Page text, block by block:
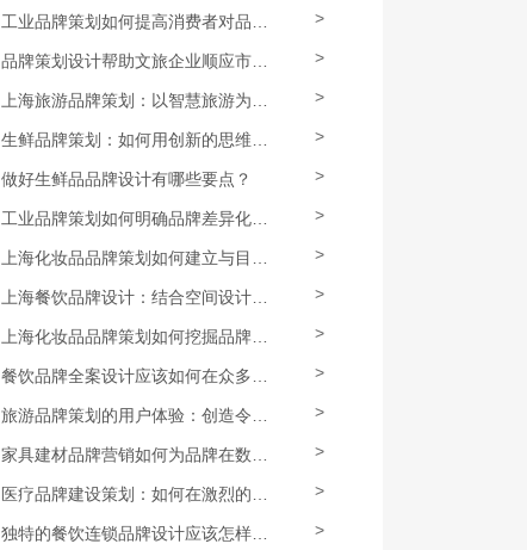
>
>
>
>
做好生鲜品品牌设计有哪些要点？ >
>
>
>
>
>
>
>
>
>